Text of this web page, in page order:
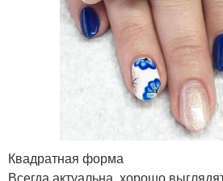
Квадратная форма